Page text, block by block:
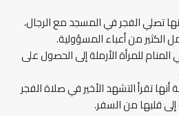
أنها تصلي الفجر في المسجد مع الرجال،
الكثير من أعباء المسؤولية.
المنام للمرأة الأرملة إلى الحصول على
أنها تقرأ التشهد الأخير في صلاة الفجر
قلبها من السفر.